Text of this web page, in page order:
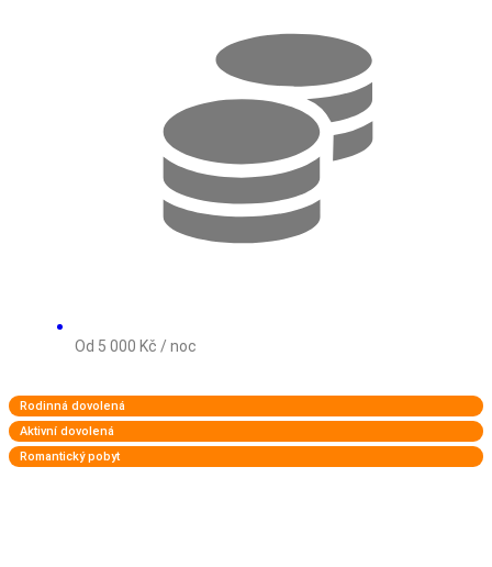
Od 5 000 Kč / noc
Rodinná dovolená
Aktivní dovolená
Romantický pobyt